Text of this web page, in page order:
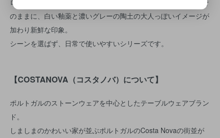
のままに、白い釉薬と濃いグレーの陶土の大人っぽいイメージが
加わり新鮮な印象。
シーンを選ばず、日常で使いやすいシリーズです。
【COSTANOVA（コスタノバ）について】
ポルトガルのストーンウェアを中心としたテーブルウェアブラン
ド。
しましまのかわいい家が並ぶポルトガルのCosta Novaの街並が